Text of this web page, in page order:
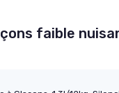
faible